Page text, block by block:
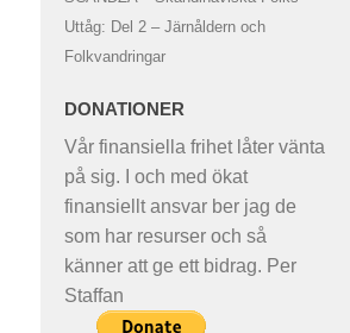
Uttåg: Del 2 – Järnåldern och
Folkvandringar
DONATIONER
Vår finansiella frihet låter vänta
på sig. I och med ökat
finansiellt ansvar ber jag de
som har resurser och så
känner att ge ett bidrag. Per
Staffan